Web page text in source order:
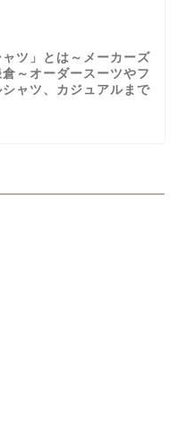
ャツ」とは～メーカーズ
～オーダースーツやフ
シャツ、カジュアルまで